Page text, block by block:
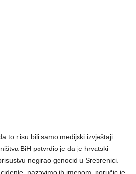
to nisu bili samo medijski izvještaji.
BiH potvrdio je da je hrvatski
negirao genocid u Srebrenici.
nazovimo ih imenom, poručio je